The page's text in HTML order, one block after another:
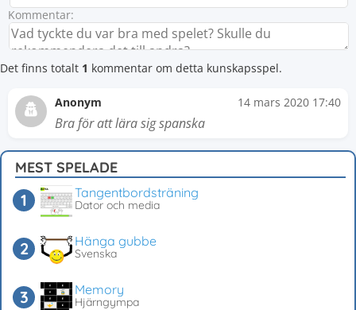
Kommentar:
Det finns totalt 1 kommentar om detta kunskapsspel.
Anonym 14 mars 2020 17:40
Bra för att lära sig spanska
MEST SPELADE
Tangentbordsträning
Dator och media
Hänga gubbe
Svenska
Memory
Hjärngympa